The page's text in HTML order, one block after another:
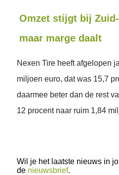
Omzet stijgt bij
maar marge daalt
Nexen Tire heeft afgelopen
miljoen euro, dat was 15,7
daarmee beter dan de rest
12 procent naar ruim 1,84
Wil je het laatste nieuws in
de nieuwsbrief.